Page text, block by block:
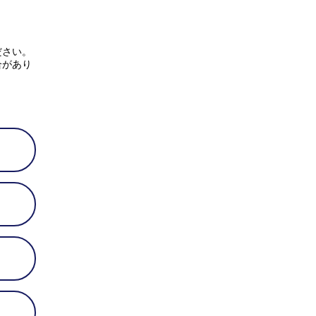
い。
あり